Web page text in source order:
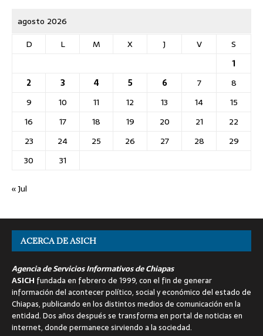
agosto 2026
D
L M X J V
S
1
2
3 4 5 6 7
8
9
10 11 12 13 14
15
16
17 18 19 20 21
22
23
24 25 26 27 28
29
30
31
« Jul
ACERCA DE ASICH
Agencia de Servicios Informativos de Chiapas
ASICH fundada en febrero de 1999, con el fin de generar
información del acontecer político, social y económico del estado de
Chiapas, publicando en los distintos medios de comunicación en la
entidad. Dos años después se transforma en portal de noticias en
internet, donde permanece sirviendo a la sociedad.